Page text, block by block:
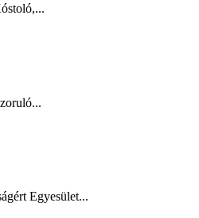
Egyesület...